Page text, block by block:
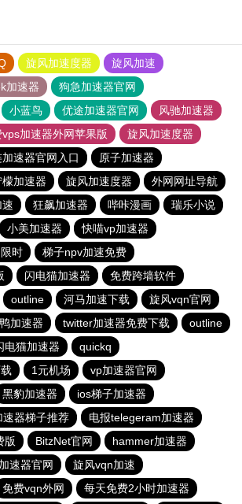
旋风加速度器
旋风加速
加速器
狗急加速器官网
小蓝鸟 优途加速器官网
风驰加速器
加速器外网苹果版
旋风加速度器
速器官网入口
原子加速器
加速器 旋风加速度器
外网网址导航
狂飙加速器 哔咔漫画
瑞乐小说
小美加速器
快喵vp加速器
时
梯子npv加速免费
闪电猫加速器
免费跨墙软件
outline 河马加速下载
旋风vqn官网
加速器 twitter加速器免费下载
outline
电猫加速器
quickq
1元机场
vp加速器官网
黑豹加速器
ios梯子加速器
速器梯子推荐
电报telegeram加速器
版
BitzNet官网
hammer加速器
速器官网
旋风vqn加速
免费vqn外网 每天免费2小时加速器